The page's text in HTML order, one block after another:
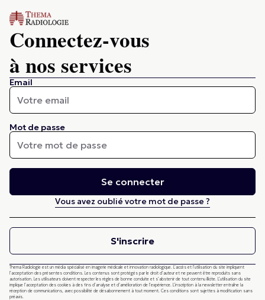
Connectez-vous
à nos services
Email
Mot de passe
Se connecter
Vous avez oublié votre mot de passe ?
S'inscrire
Thema Radiologie est un média spécialisé en imagerie médicale et innovation radiologique. L’accès et l’utilisation du site impliquent
l’acceptation des présentes conditions. Les contenus sont protégés par le droit d’auteur et ne peuvent être reproduits sans
autorisation. Les utilisateurs doivent respecter les règles de bonne conduite et s’abstenir de tout contenu illicite. L’utilisation du site
implique l’acceptation des cookies à des fins d’analyse et d’amélioration de l’expérience. L’inscription à la newsletter entraîne la
réception de communications, avec possibilité de désabonnement à tout moment. Ces conditions sont sujettes à modification sans
préavis.